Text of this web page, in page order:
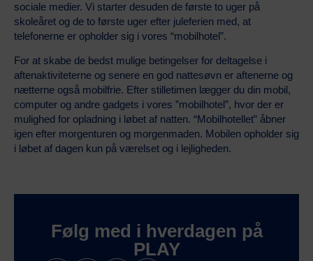
sociale medier. Vi starter desuden de første to uger på
skoleåret og de to første uger efter juleferien med, at
telefonerne er opholder sig i vores “mobilhotel”.
For at skabe de bedst mulige betingelser for deltagelse i
aftenaktiviteterne og senere en god nattesøvn er aftenerne og
nætterne også mobilfrie. Efter stilletimen lægger du din mobil,
computer og andre gadgets i vores ”mobilhotel”, hvor der er
mulighed for opladning i løbet af natten. “Mobilhotellet” åbner
igen efter morgenturen og morgenmaden. Mobilen opholder sig
i løbet af dagen kun på værelset og i lejligheden.
Følg med i hverdagen på
PLAY